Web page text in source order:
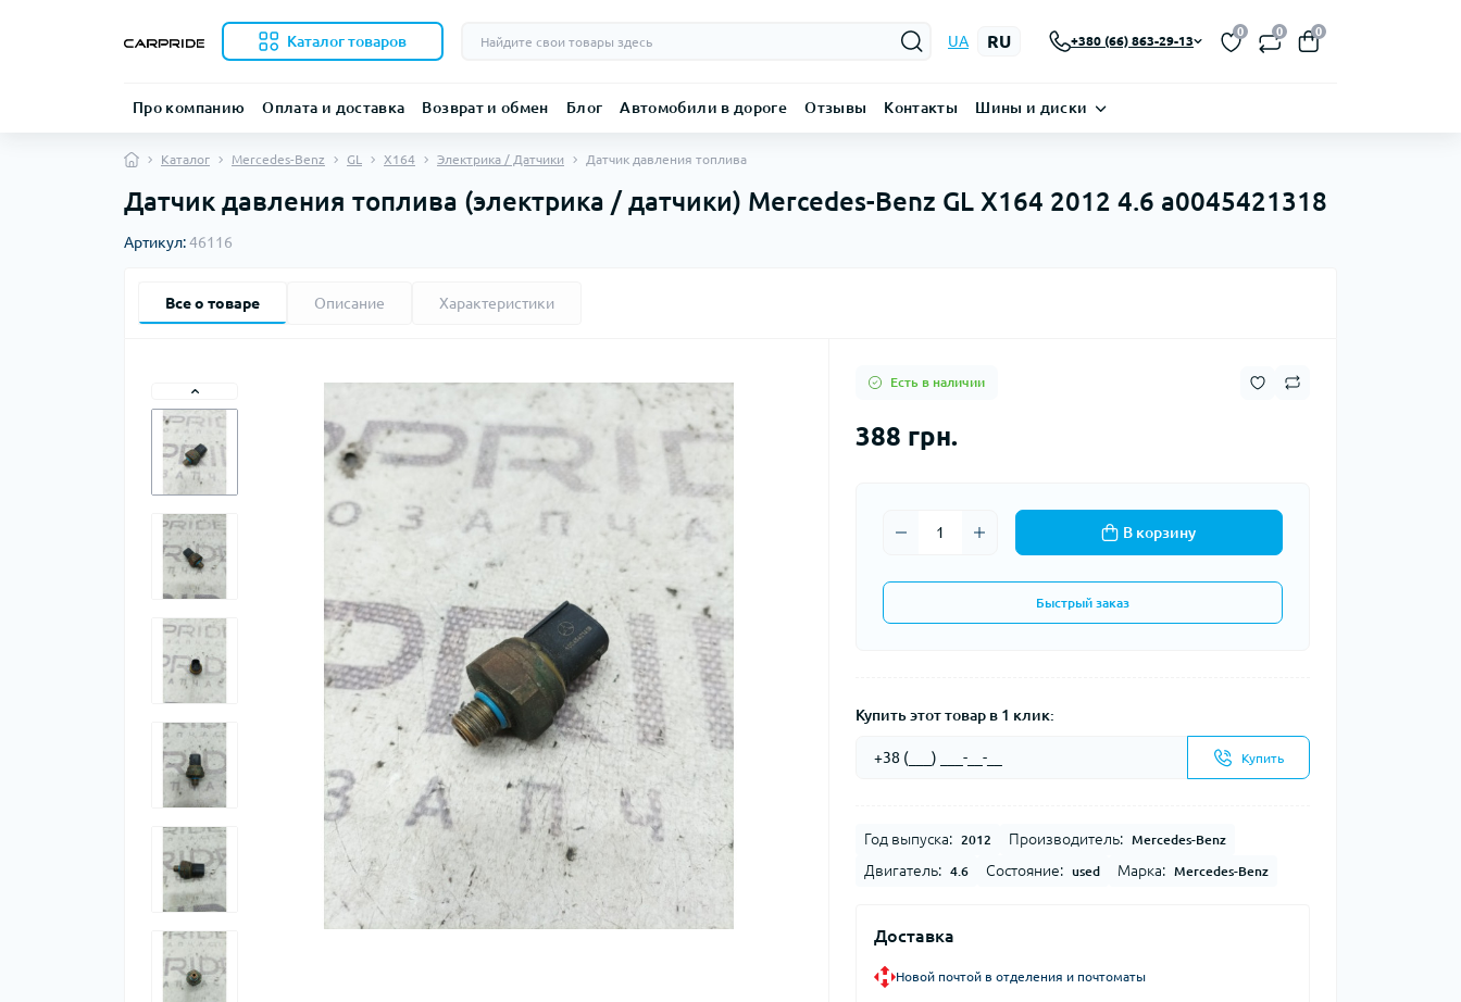
Каталог товаров UA RU +380 (66) 863-29-13
0 0 0
Про компанию Оплата и доставка Возврат и обмен Блог Автомобили в дороге Отзывы Контакты Шины и диски
Каталог Mercedes-Benz GL X164 Электрика / Датчики Датчик давления топлива
Датчик давления топлива (электрика / датчики) Mercedes-Benz GL X164 2012 4.6 a0045421318
Артикул:46116
Все о товаре Описание Характеристики
Есть в наличии
388 грн.
В корзину
Быстрый заказ
Купить этот товар в 1 клик:
Купить
Год выпуска: 2012 Производитель: Mercedes-Benz
Двигатель: 4.6 Состояние: used Марка: Mercedes-Benz
Доставка
Новой почтой в отделения и почтоматы